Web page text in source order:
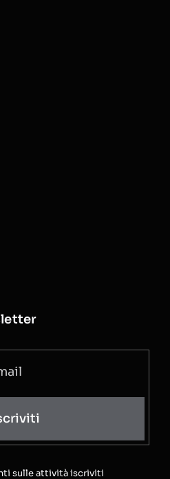
sulle attività iscriviti